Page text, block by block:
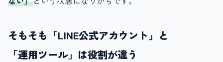
そもそも「LINE公式アカウント」と
「運用ツール」は役割が違う